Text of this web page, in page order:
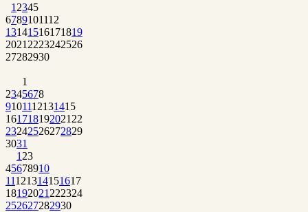
1 2345
6789101112
13141516171819
2021 2223242526
27282930
1
2345678
9101112131415
161718192021 22
23242526272829
3031
1 23
45678910
11121314151617
18192021 222324
252627282930